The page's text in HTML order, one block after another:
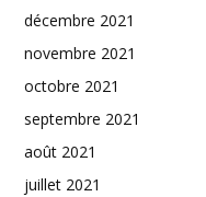
décembre 2021
novembre 2021
octobre 2021
septembre 2021
août 2021
juillet 2021